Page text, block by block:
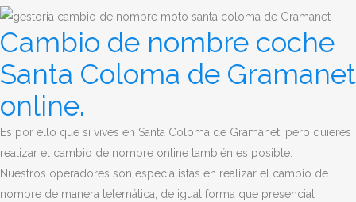
Cambio de nombre coche
Santa Coloma de Gramanet
online.
Es por ello que si vives en Santa Coloma de Gramanet, pero quieres
realizar el cambio de nombre online también es posible.
Nuestros operadores son especialistas en realizar el cambio de
nombre de manera telemática, de igual forma que presencial